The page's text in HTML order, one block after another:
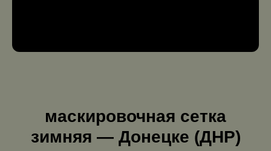
маскировочная сетка
зимняя — Донецке (ДНР)